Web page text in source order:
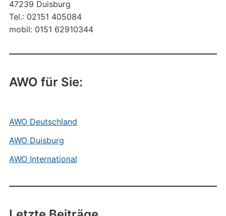
47239 Duisburg
Tel.: 02151 405084
mobil: 0151 62910344
AWO für Sie:
AWO Deutschland
AWO Duisburg
AWO International